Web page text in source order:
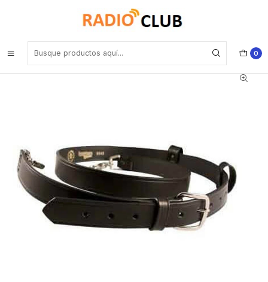
0
Pechera Porta radios Estuches
Motorola RLN6487 Correa de radio de bombero, XL para
DEP500/570e DGP5000/5000e 8000/8000e/4100/6100/6100+